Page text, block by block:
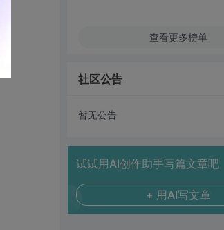
查看更多榜单
社区公告
暂无公告
试试用AI创作助手写篇文章吧
+ 用AI写文章